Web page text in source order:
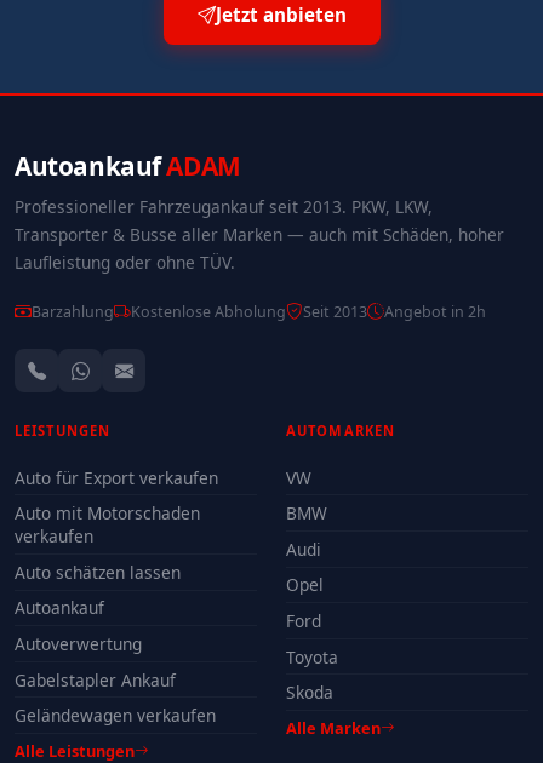
Jetzt anbieten
AutoankaufADAM
Professioneller Fahrzeugankauf seit 2013. PKW, LKW,
Transporter & Busse aller Marken — auch mit Schäden, hoher
Laufleistung oder ohne TÜV.
Barzahlung Kostenlose Abholung Seit 2013 Angebot in 2h
LEISTUNGEN
Auto für Export verkaufen
Auto mit Motorschaden
verkaufen
Auto schätzen lassen
Autoankauf
Autoverwertung
Gabelstapler Ankauf
Geländewagen verkaufen
Alle Leistungen
AUTOMARKEN
VW
BMW
Audi
Opel
Ford
Toyota
Skoda
Alle Marken